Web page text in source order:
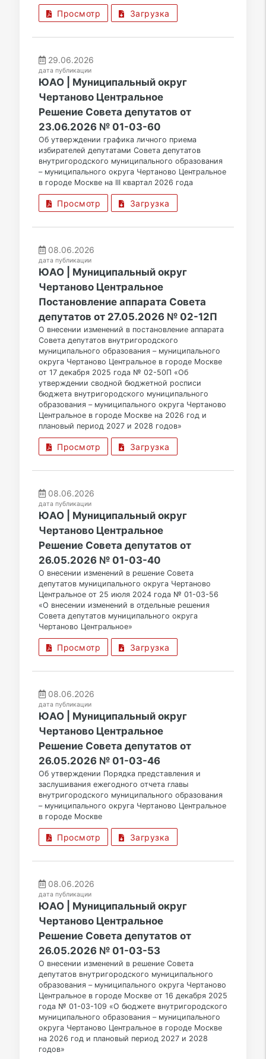
Просмотр Загрузка
29.06.2026
дата публикации
ЮАО | Муниципальный округ
Чертаново Центральное
Решение Совета депутатов от
23.06.2026 № 01-03-60
Об утверждении графика личного приема
избирателей депутатами Совета депутатов
внутригородского муниципального образования
– муниципального округа Чертаново Центральное
в городе Москве на III квартал 2026 года
Просмотр Загрузка
08.06.2026
дата публикации
ЮАО | Муниципальный округ
Чертаново Центральное
Постановление аппарата Совета
депутатов от 27.05.2026 № 02-12П
О внесении изменений в постановление аппарата
Совета депутатов внутригородского
муниципального образования – муниципального
округа Чертаново Центральное в городе Москве
от 17 декабря 2025 года № 02-50П «Об
утверждении сводной бюджетной росписи
бюджета внутригородского муниципального
образования – муниципального округа Чертаново
Центральное в городе Москве на 2026 год и
плановый период 2027 и 2028 годов»
Просмотр Загрузка
08.06.2026
дата публикации
ЮАО | Муниципальный округ
Чертаново Центральное
Решение Совета депутатов от
26.05.2026 № 01-03-40
О внесении изменений в решение Совета
депутатов муниципального округа Чертаново
Центральное от 25 июля 2024 года № 01-03-56
«О внесении изменений в отдельные решения
Совета депутатов муниципального округа
Чертаново Центральное»
Просмотр Загрузка
08.06.2026
дата публикации
ЮАО | Муниципальный округ
Чертаново Центральное
Решение Совета депутатов от
26.05.2026 № 01-03-46
Об утверждении Порядка представления и
заслушивания ежегодного отчета главы
внутригородского муниципального образования
– муниципального округа Чертаново Центральное
в городе Москве
Просмотр Загрузка
08.06.2026
дата публикации
ЮАО | Муниципальный округ
Чертаново Центральное
Решение Совета депутатов от
26.05.2026 № 01-03-53
О внесении изменений в решение Совета
депутатов внутригородского муниципального
образования – муниципального округа Чертаново
Центральное в городе Москве от 16 декабря 2025
года № 01-03-109 «О бюджете внутригородского
муниципального образования – муниципального
округа Чертаново Центральное в городе Москве
на 2026 год и плановый период 2027 и 2028
годов»